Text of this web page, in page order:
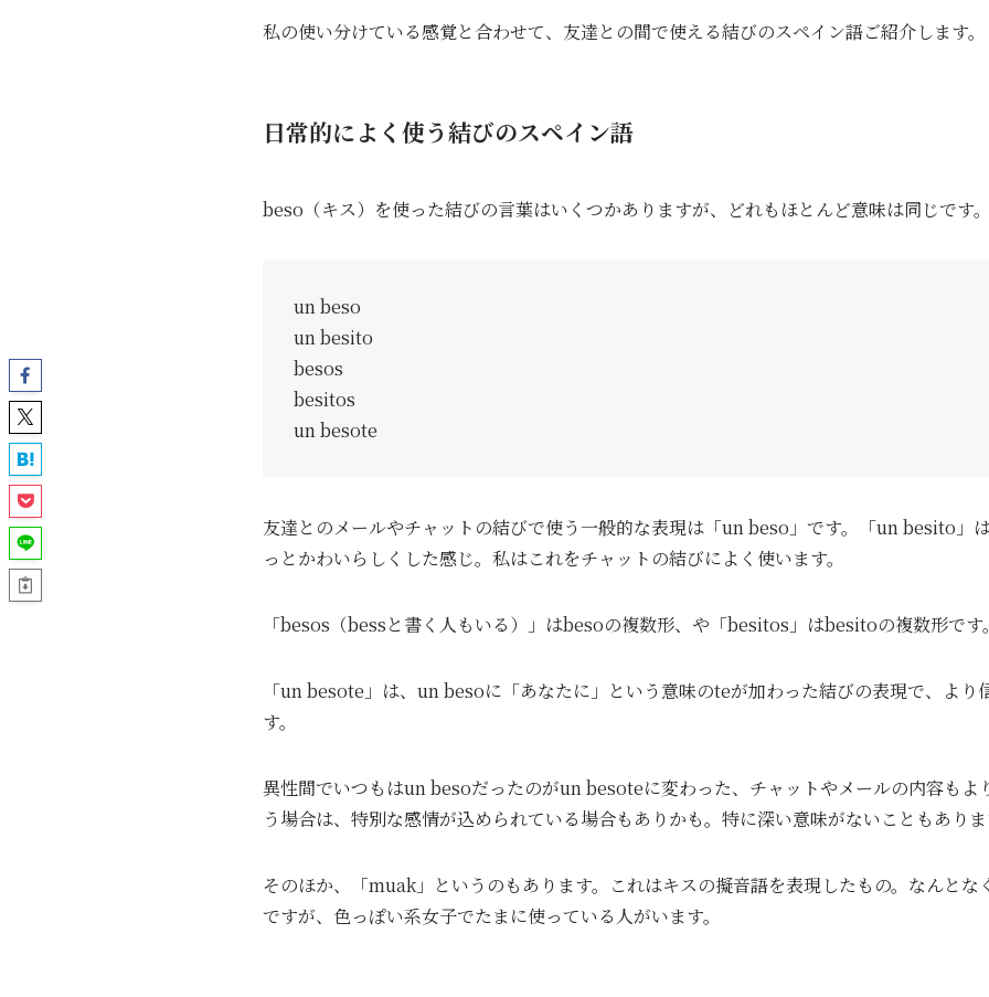
私の使い分けている感覚と合わせて、友達との間で使える結びのスペイン語ご紹介します。
日常的によく使う結びのスペイン語
beso（キス）を使った結びの言葉はいくつかありますが、どれもほとんど意味は同じです
un beso
un besito
besos
besitos
un besote
友達とのメールやチャットの結びで使う一般的な表現は「un beso」です。「un besito
っとかわいらしくした感じ。私はこれをチャットの結びによく使います。
「besos（bessと書く人もいる）」はbesoの複数形、や「besitos」はbesitoの複数形です
「un besote」は、un besoに「あなたに」という意味のteが加わった結びの表現で、より
す。
異性間でいつもはun besoだったのがun besoteに変わった、チャットやメールの内容もよ
う場合は、特別な感情が込められている場合もありかも。特に深い意味がないこともあり
そのほか、「muak」というのもあります。これはキスの擬音語を表現したもの。なんとな
ですが、色っぽい系女子でたまに使っている人がいます。